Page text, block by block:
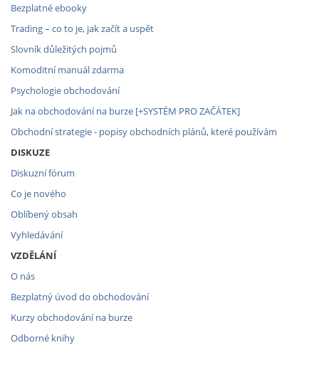
Bezplatné ebooky
Trading – co to je, jak začít a uspět
Slovník důležitých pojmů
Komoditní manuál zdarma
Psychologie obchodování
Jak na obchodování na burze [+SYSTÉM PRO ZAČÁTEK]
Obchodní strategie - popisy obchodních plánů, které používám
DISKUZE
Diskuzní fórum
Co je nového
Oblíbený obsah
Vyhledávání
VZDĚLÁNÍ
O nás
Bezplatný úvod do obchodování
Kurzy obchodování na burze
Odborné knihy